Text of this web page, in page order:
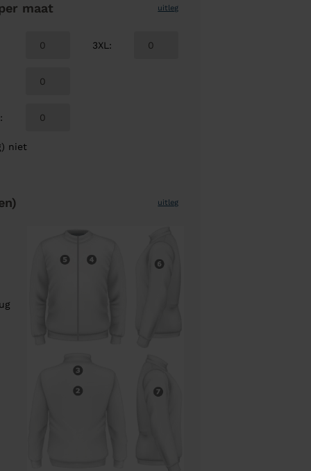
maat uitleg
:
3XL :
niet
uitleg